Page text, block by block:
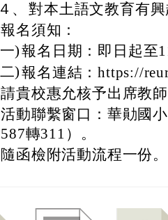
４、 對本土語文教育有興
報名須知：
)報名日期：即日起至
)報名連結：https://
請貴校惠允核予出席教
活動聯繫窗口：華勛國
587轉311）。
隨函檢附活動流程一份。